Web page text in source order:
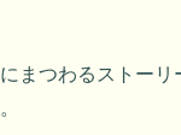
まつわるストー